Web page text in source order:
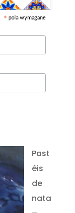
* pola wymagane
Past
éis
de
nata